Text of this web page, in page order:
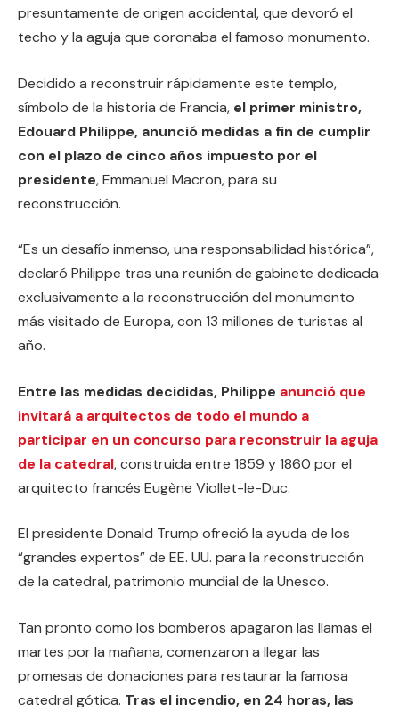
presuntamente de origen accidental, que devoró el
techo y la aguja que coronaba el famoso monumento.
Decidido a reconstruir rápidamente este templo,
símbolo de la historia de Francia, el primer ministro,
Edouard Philippe, anunció medidas a fin de cumplir
con el plazo de cinco años impuesto por el
presidente, Emmanuel Macron, para su
reconstrucción.
“Es un desafío inmenso, una responsabilidad histórica”,
declaró Philippe tras una reunión de gabinete dedicada
exclusivamente a la reconstrucción del monumento
más visitado de Europa, con 13 millones de turistas al
año.
Entre las medidas decididas, Philippe anunció que
invitará a arquitectos de todo el mundo a
participar en un concurso para reconstruir la aguja
de la catedral, construida entre 1859 y 1860 por el
arquitecto francés Eugène Viollet-le-Duc.
El presidente Donald Trump ofreció la ayuda de los
“grandes expertos” de EE. UU. para la reconstrucción
de la catedral, patrimonio mundial de la Unesco.
Tan pronto como los bomberos apagaron las llamas el
martes por la mañana, comenzaron a llegar las
promesas de donaciones para restaurar la famosa
catedral gótica. Tras el incendio, en 24 horas, las